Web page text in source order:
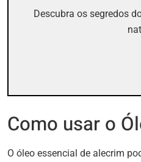
Descubra os segredos
Como usar o
O óleo essencial de alecrim